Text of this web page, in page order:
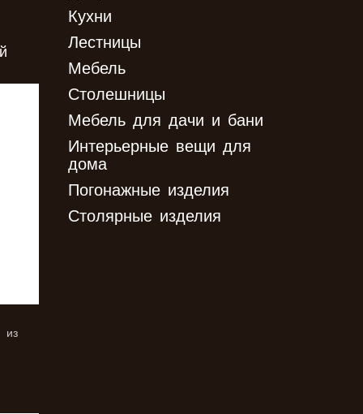
из
Кухни
Лестницы
Мебель
Столешницы
Мебель для дачи и бани
Интерьерные вещи для
дома
Погонажные изделия
Столярные изделия